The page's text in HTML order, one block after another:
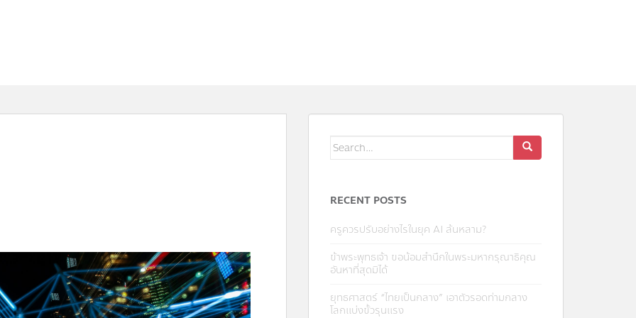
Search
for:
RECENT POSTS
ครูควรปรับอย่างไรในยุค AI ล้นหลาม?
ข้าพระพุทธเจ้า ขอน้อมสำนึกในพระมหากรุณาธิคุณ
อันหาที่สุดมิได้
ยุทธศาสตร์ “ไทยเป็นกลาง” เอาตัวรอดท่ามกลาง
โลกแบ่งขั้วรุนแรง